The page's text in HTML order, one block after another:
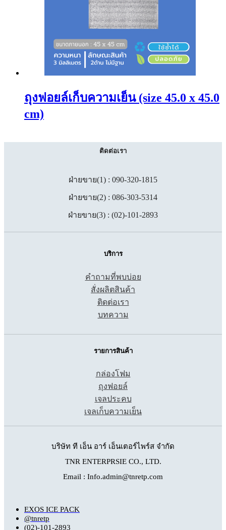
ถุงฟอยล์เก็บความเย็น (size 45.0 x 45.0
cm)
ติดต่อเรา
ฝ่ายขาย(1) : 090-320-1815
ฝ่ายขาย(2) : 086-303-5314
ฝ่ายขาย(3) : (02)-101-2893
บริการ
คำถามที่พบบ่อย
สั่งผลิตสินค้า
ติดต่อเรา
บทความ
รายการสินค้า
กล่องโฟม
ถุงฟอยล์
เจลประคบ
เจลเก็บความเย็น
บริษัท ที เอ็น อาร์ เอ็นเตอร์ไพร์ส จำกัด
TNR ENTERPRSIE CO., LTD.
Email : Info.admin@tnretp.com
EXOS ICE PACK
@tnretp
(02)-101-2893